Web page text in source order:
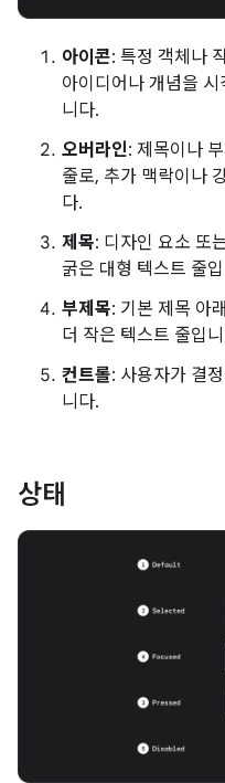
아이콘: 특정 객체나
아이디어나 개념을
니다.
오버라인: 제목이나
줄로, 추가 맥락이나
다.
제목: 디자인 요소 또
굵은 대형 텍스트 줄
부제목: 기본 제목 아
더 작은 텍스트 줄입
컨트롤: 사용자가 결
니다.
상태